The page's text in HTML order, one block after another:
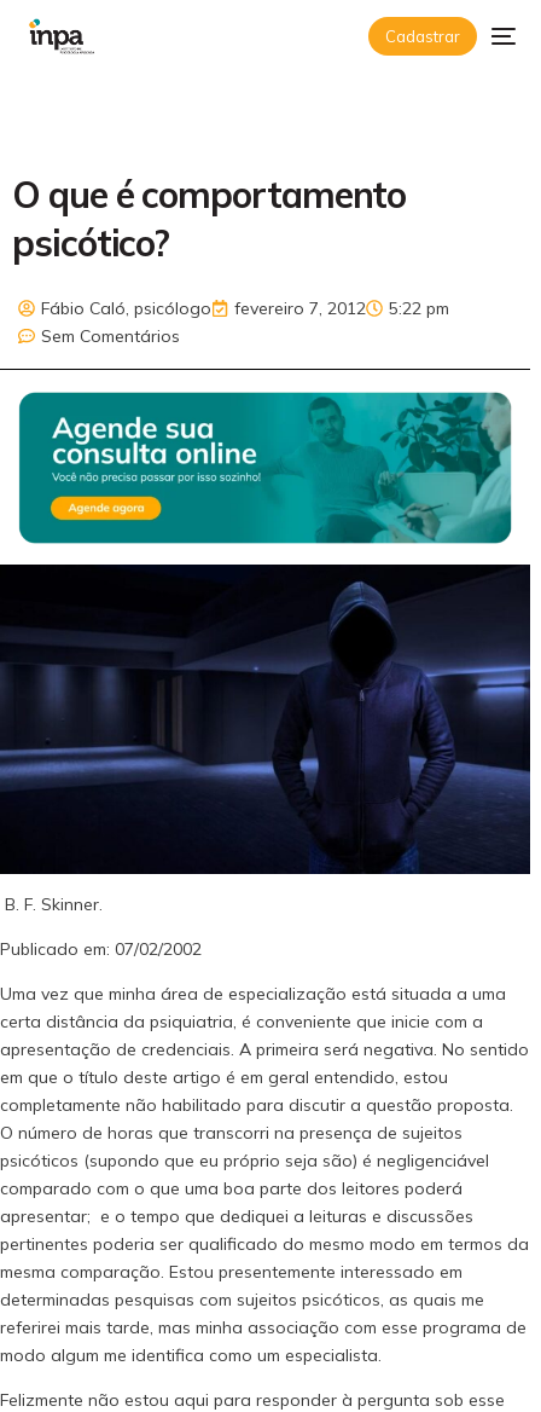
Cadastrar
O que é comportamento
psicótico?
Fábio Caló, psicólogo fevereiro 7, 2012
5:22 pm
Sem Comentários
B. F. Skinner.
Publicado em: 07/02/2002
Uma vez que minha área de especialização está situada a uma
certa distância da psiquiatria, é conveniente que inicie com a
apresentação de credenciais. A primeira será negativa. No sentido
em que o título deste artigo é em geral entendido, estou
completamente não habilitado para discutir a questão proposta.
O número de horas que transcorri na presença de sujeitos
psicóticos (supondo que eu próprio seja são) é negligenciável
comparado com o que uma boa parte dos leitores poderá
apresentar; e o tempo que dediquei a leituras e discussões
pertinentes poderia ser qualificado do mesmo modo em termos da
mesma comparação. Estou presentemente interessado em
determinadas pesquisas com sujeitos psicóticos, as quais me
referirei mais tarde, mas minha associação com esse programa de
modo algum me identifica como um especialista.
Felizmente não estou aqui para responder à pergunta sob esse